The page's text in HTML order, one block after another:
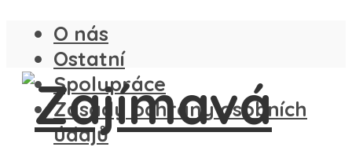
O nás
Ostatní
Spolupráce
Zásady ochrany osobních
údajů